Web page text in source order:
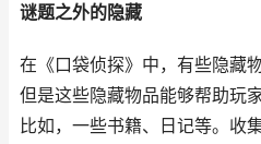
谜题之外的隐藏
在《口袋侦探》中，有些隐藏
但是这些隐藏物品能够帮助玩
比如，一些书籍、日记等。收